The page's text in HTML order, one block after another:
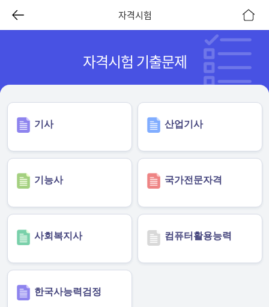
자격시험
자격시험 기출문제
기사 산업기사
기능사 국가전문자격
사회복지사 컴퓨터활용능력
한국사능력검정